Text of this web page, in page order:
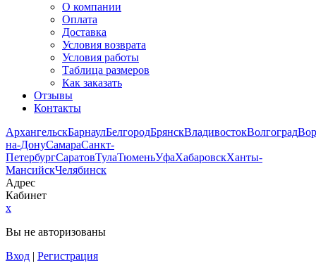
О компании
Оплата
Доставка
Условия возврата
Условия работы
Таблица размеров
Как заказать
Отзывы
Контакты
АрхангельскБарнаулБелгородБрянскВладивостокВолгоград
на-ДонуСамараСанкт-
ПетербургСаратовТулаТюменьУфаХабаровскХанты-
МансийскЧелябинск
Адрес
Кабинет
x
Вы не авторизованы
Вход | Регистрация